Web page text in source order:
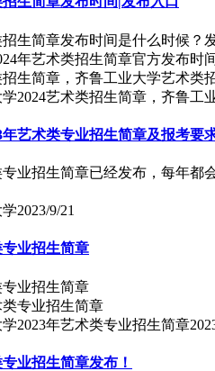
生简章发布时间是什么时候
年艺术类招生简章官方发布时
2024艺术类招生简章，齐鲁工
年艺术类专业招生简章及报考要
业招生简章已经发布，每年都
2023/9/21
业招生简章
业招生简章
2023年艺术类专业招生简章
业招生简章发布！